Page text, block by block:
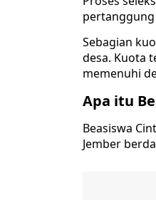
Sebagian
desa. Kuota
memenuhi
Apa itu
Beasiswa
Jember